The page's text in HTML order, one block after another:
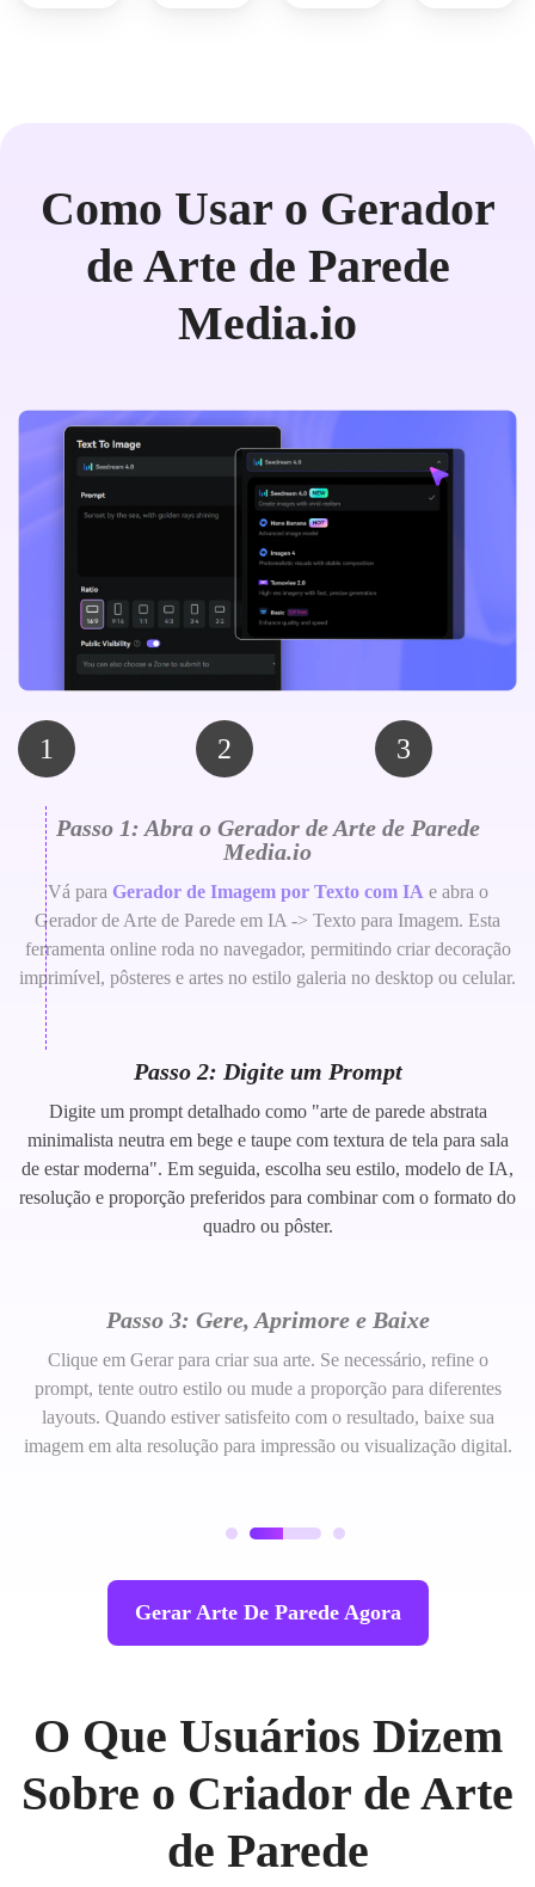
Como Usar o Gerador
de Arte de Parede
Media.io
1 2 3
Passo 1: Abra o Gerador de Arte de Parede
Media.io
Vá para Gerador de Imagem por Texto com IA e abra o
Gerador de Arte de Parede em IA -> Texto para Imagem. Esta
ferramenta online roda no navegador, permitindo criar decoração
imprimível, pôsteres e artes no estilo galeria no desktop ou celular.
Passo 2: Digite um Prompt
Digite um prompt detalhado como "arte de parede abstrata
minimalista neutra em bege e taupe com textura de tela para sala
de estar moderna". Em seguida, escolha seu estilo, modelo de IA,
resolução e proporção preferidos para combinar com o formato do
quadro ou pôster.
Passo 3: Gere, Aprimore e Baixe
Clique em Gerar para criar sua arte. Se necessário, refine o
prompt, tente outro estilo ou mude a proporção para diferentes
layouts. Quando estiver satisfeito com o resultado, baixe sua
imagem em alta resolução para impressão ou visualização digital.
Gerar Arte De Parede Agora
O Que Usuários Dizem
Sobre o Criador de Arte
de Parede